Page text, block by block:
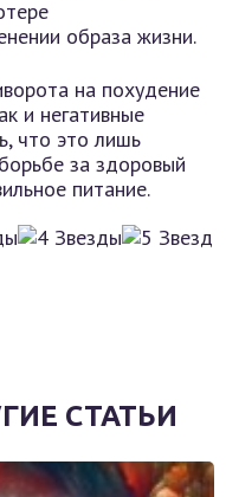
образа жизни.
на похудение
и негативные
что это лишь
за здоровый
питание.
СТАТЬИ